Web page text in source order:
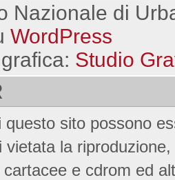
Nazionale di
WordPress
Studio
sito possono
vietata la
e cdrom ed